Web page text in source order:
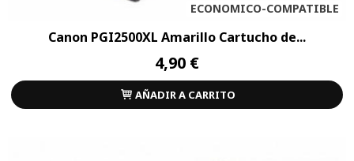
ECONOMICO-COMPATIBLE
Canon PGI2500XL Amarillo Cartucho de...
4,90 €
AÑADIR A CARRITO